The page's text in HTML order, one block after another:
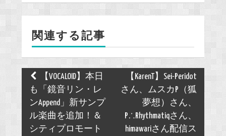
o
k
関連する記事
Post
navigation
【VOCALOID】本日
も「鏡音リン・レ
ンAppend」新サンプ
ル楽曲を追加！＆
シティプロモート
【KarenT】Sei-Peridot
さん、ムスカP（狐
夢想）さん、
P∴Rhythmatiqさん、
himawariさん配信ス